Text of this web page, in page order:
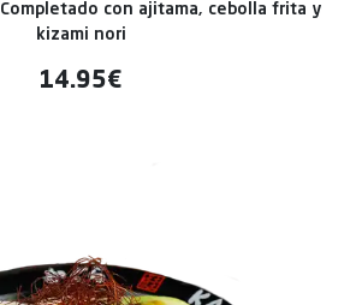
con ajitama, cebolla frita y
kizami nori
14.95€